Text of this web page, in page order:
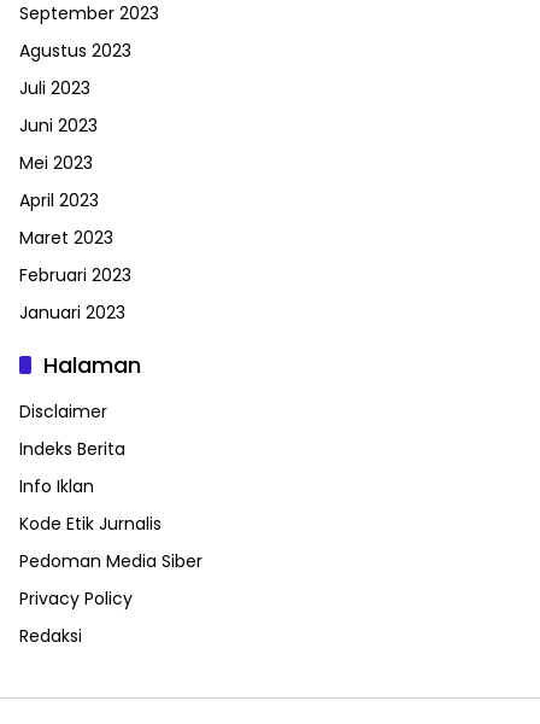
September 2023
Agustus 2023
Juli 2023
Juni 2023
Mei 2023
April 2023
Maret 2023
Februari 2023
Januari 2023
Halaman
Disclaimer
Indeks Berita
Info Iklan
Kode Etik Jurnalis
Pedoman Media Siber
Privacy Policy
Redaksi